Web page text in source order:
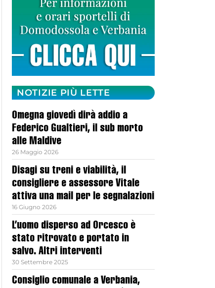
NOTIZIE PIÙ LETTE
Omegna giovedì dirà addio a
Federico Gualtieri, il sub morto
alle Maldive
26 Maggio 2026
Disagi su treni e viabilità, il
consigliere e assessore Vitale
attiva una mail per le segnalazioni
16 Giugno 2026
L’uomo disperso ad Orcesco è
stato ritrovato e portato in
salvo. Altri interventi
30 Settembre 2025
Consiglio comunale a Verbania,